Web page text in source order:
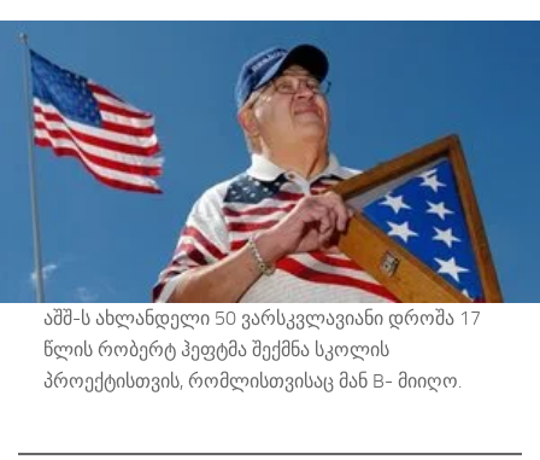
აშშ-ს ახლანდელი 50 ვარსკვლავიანი დროშა 17
წლის რობერტ ჰეფტმა შექმნა სკოლის
პროექტისთვის, რომლისთვისაც მან B- მიიღო.